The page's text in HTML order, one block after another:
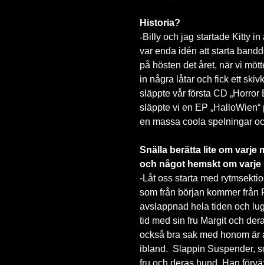
Historia?
-Billy och jag startade Kitty
var enda idén att starta
på hösten det året, när vi
in några låtar och fick ett
släppte vår första CD
släppte vi en EP
en massa coola spelningar
Snälla berätta lite om varje
och något hemskt om varje
-Låt oss starta med
som från början kommer från
avslappnad hela tiden och
tid med sin fru Margit och
också bra sak med honom
ibland. Slappin Suspender,
fru och deras hund. Han